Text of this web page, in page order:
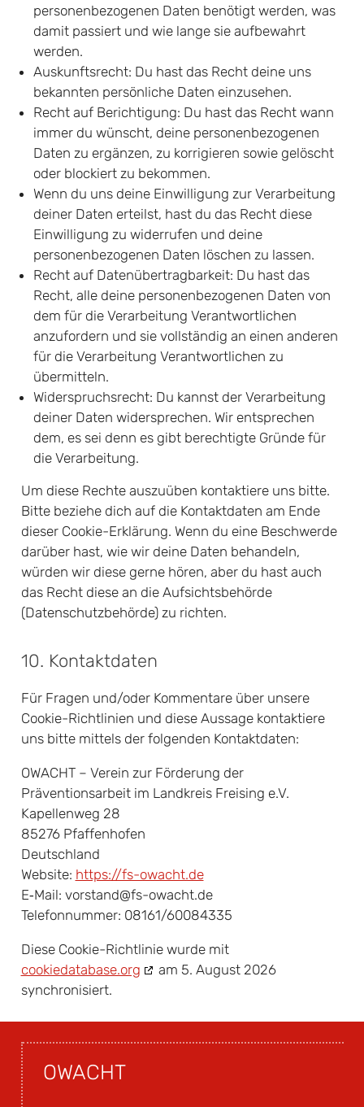
personenbezogenen Daten benötigt werden, was
damit passiert und wie lange sie aufbewahrt
werden.
Auskunftsrecht: Du hast das Recht deine uns
bekannten persönliche Daten einzusehen.
Recht auf Berichtigung: Du hast das Recht wann
immer du wünscht, deine personenbezogenen
Daten zu ergänzen, zu korrigieren sowie gelöscht
oder blockiert zu bekommen.
Wenn du uns deine Einwilligung zur Verarbeitung
deiner Daten erteilst, hast du das Recht diese
Einwilligung zu widerrufen und deine
personenbezogenen Daten löschen zu lassen.
Recht auf Datenübertragbarkeit: Du hast das
Recht, alle deine personenbezogenen Daten von
dem für die Verarbeitung Verantwortlichen
anzufordern und sie vollständig an einen anderen
für die Verarbeitung Verantwortlichen zu
übermitteln.
Widerspruchsrecht: Du kannst der Verarbeitung
deiner Daten widersprechen. Wir entsprechen
dem, es sei denn es gibt berechtigte Gründe für
die Verarbeitung.
Um diese Rechte auszuüben kontaktiere uns bitte.
Bitte beziehe dich auf die Kontaktdaten am Ende
dieser Cookie-Erklärung. Wenn du eine Beschwerde
darüber hast, wie wir deine Daten behandeln,
würden wir diese gerne hören, aber du hast auch
das Recht diese an die Aufsichtsbehörde
(Datenschutzbehörde) zu richten.
10. Kontaktdaten
Für Fragen und/oder Kommentare über unsere
Cookie-Richtlinien und diese Aussage kontaktiere
uns bitte mittels der folgenden Kontaktdaten:
OWACHT – Verein zur Förderung der
Präventionsarbeit im Landkreis Freising e.V.
Kapellenweg 28
85276 Pfaffenhofen
Deutschland
Website: https://fs-owacht.de
E‑Mail: vorstand@fs-owacht.de
Telefonnummer: 08161/60084335
Diese Cookie-Richtlinie wurde mit
cookiedatabase.org
am 5. August 2026
synchronisiert.
OWACHT